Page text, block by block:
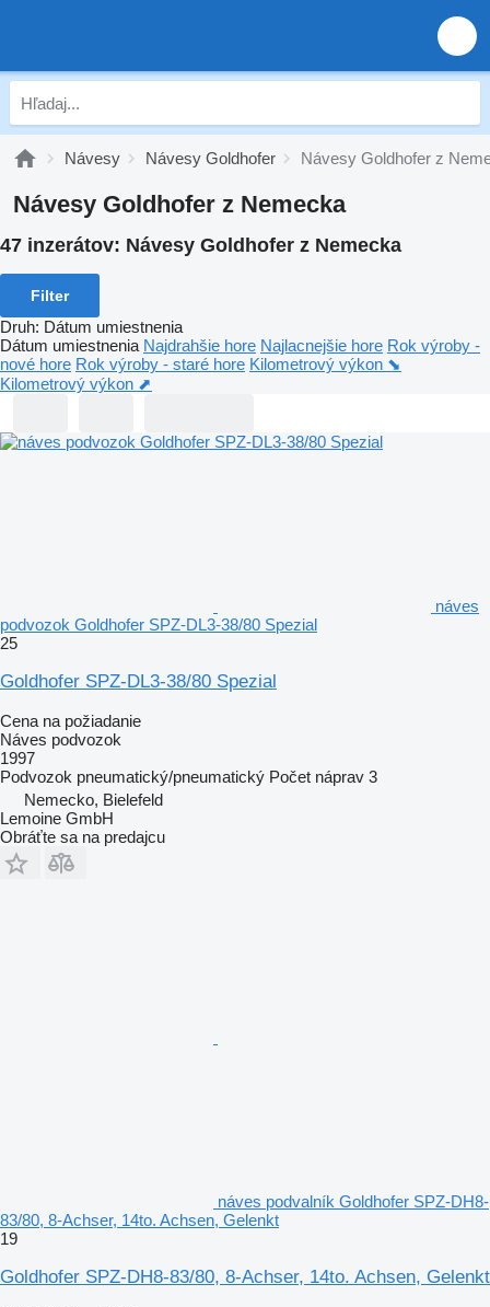
Návesy Návesy Goldhofer Návesy Goldhofer z
Návesy Goldhofer z Nemecka
47 inzerátov: Návesy Goldhofer z Nemecka
Filter
Druh: Dátum umiestnenia
Dátum umiestnenia Najdrahšie hore Najlacnejšie hore Rok výroby -
nové hore Rok výroby - staré hore Kilometrový výkon ⬊
Kilometrový výkon ⬈
náves
podvozok Goldhofer SPZ-DL3-38/80 Spezial
25
Goldhofer SPZ-DL3-38/80 Spezial
Cena na požiadanie
Náves podvozok
1997
Podvozok pneumatický/pneumatický Počet náprav 3
Nemecko, Bielefeld
Lemoine GmbH
Obráťte sa na predajcu
náves podvalník Goldhofer SPZ-DH8-
83/80, 8-Achser, 14to. Achsen, Gelenkt
19
Goldhofer SPZ-DH8-83/80, 8-Achser, 14to. Achsen, Gelenkt